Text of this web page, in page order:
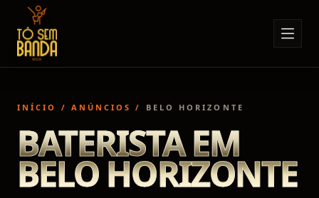
Sobre Nós
Eventos
Minha Conta
INÍCIO / ANÚNCIOS / BELO HORIZONTE
BATERISTA EM
BELO HORIZONTE